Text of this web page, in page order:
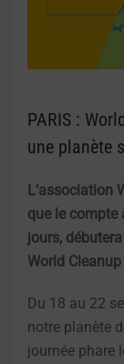
PARIS :
une planète
L’association
que le compte
jours,
World
Du 18 au 22
notre planète
journée phare